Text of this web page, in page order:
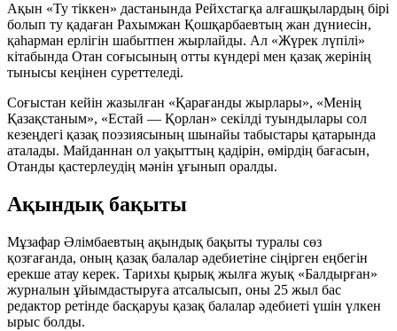
Ақын «Ту тіккен» дастанында Рейхстагқа алғашқылардың бірі
болып ту қадаған Рахымжан Қошқарбаевтың жан дүниесін,
қаһарман ерлігін шабытпен жырлайды. Ал «Жүрек лүпілі»
кітабында Отан соғысының отты күндері мен қазақ жерінің
тынысы кеңінен суреттеледі.
Соғыстан кейін жазылған «Қарағанды жырлары», «Менің
Қазақстаным», «Естай — Қорлан» секілді туындылары сол
кезеңдегі қазақ поэзиясының шынайы табыстары қатарында
аталады. Майданнан ол уақыттың қадірін, өмірдің бағасын,
Отанды қастерлеудің мәнін ұғынып оралды.
Ақындық бақыты
Мұзафар Әлімбаевтың ақындық бақыты туралы сөз
қозғағанда, оның қазақ балалар әдебиетіне сіңірген еңбегін
ерекше атау керек. Тарихы қырық жылға жуық «Балдырған»
журналын ұйымдастыруға атсалысып, оны 25 жыл бас
редактор ретінде басқаруы қазақ балалар әдебиеті үшін үлкен
ырыс болды.